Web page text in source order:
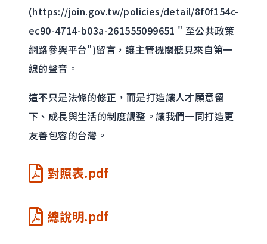
(https://join.gov.tw/policies/detail/8f0f154c-
ec90-4714-b03a-261555099651 " 至公共政策
網路參與平台")留言，讓主管機關聽見來自第一
線的聲音。
這不只是法條的修正，而是打造讓人才願意留
下、成長與生活的制度調整。讓我們一同打造更
友善包容的台灣。
對照表.pdf
總說明.pdf